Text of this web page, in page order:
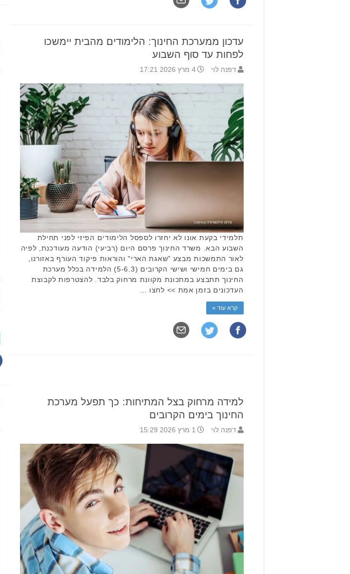
עדכון ממערכת החינוך: הלימודים מהבית יימשכו
לפחות עד סוף השבוע
דפנה לוי 4 מרץ 2026 17:21
תלמידי בקעת אונו לא יחזרו לספסל הלימודים הפיזי לפני תחילת
השבוע הבא. משרד החינוך פרסם היום (רביעי) הודעה מעודכנת, לפיה
לאור התמשכות מבצע "שאגת הארי" והוראות פיקוד העורף באזורנו,
גם בימים חמישי ושישי הקרובים (5-6.3) הלמידה בכלל מערכת
החינוך תתבצע במתכונת מקוונת מרחוק בלבד. להצטרפות לקבוצת
העדכונים בזמן אמת >> לחצו …
קרא עוד »
למידה מרחוק בצל המתיחות: כך תפעל מערכת
החינוך בימים הקרובים
דפנה לוי 1 מרץ 2026 15:29